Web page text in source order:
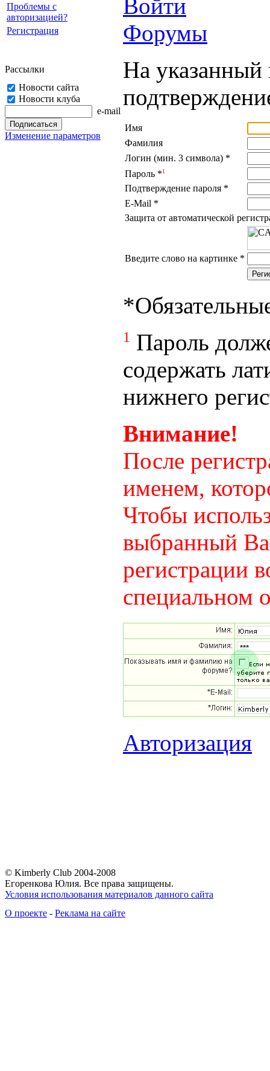
Проблемы с
авторизацией?
Регистрация
Рассылки
Новости сайта
Новости клуба
e-mail
Изменение параметров
Войти
Форумы
На указанный
Имя
Фамилия
Логин (мин. 3 символа) *
Пароль *1
Подтверждение пароля *
E-Mail *
Защита от автоматической
Введите слово на картинке *
*
1 Пароль
содержать
нижнего
Внимание!
После
именем,
Чтобы
выбранный
регистрации
специальном
Авторизация
© Kimberly Club 2004-2008
Егоренкова Юлия. Все права защищены.
Условия использования материалов данного сайта
О проекте - Реклама на сайте